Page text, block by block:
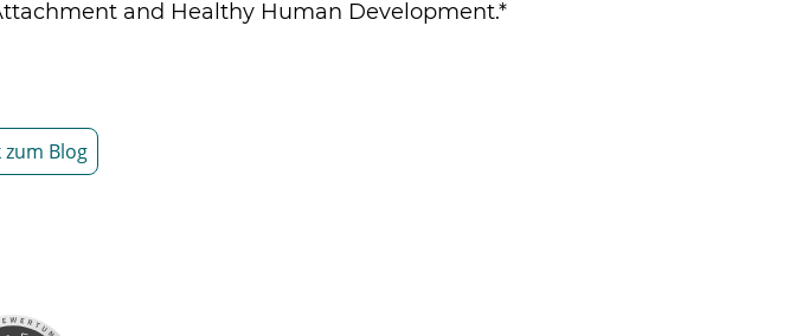
and Healthy Human Development.*
Blog